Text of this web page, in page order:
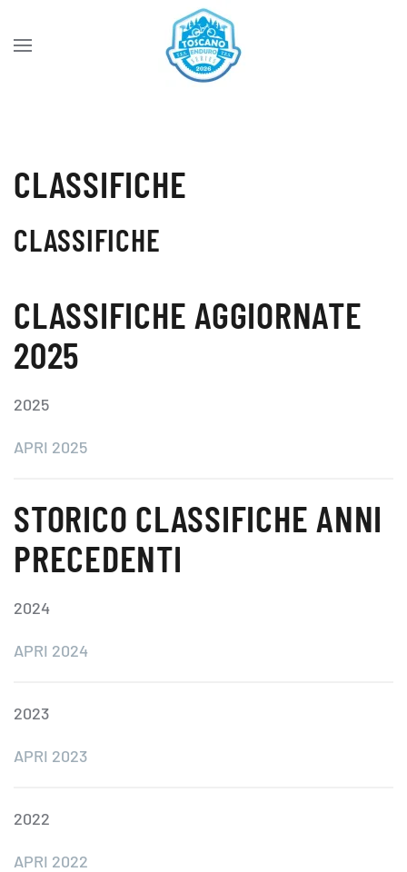
Skip to main content
CLASSIFICHE
CLASSIFICHE
CLASSIFICHE AGGIORNATE
2025
2025
APRI 2025
STORICO CLASSIFICHE ANNI
PRECEDENTI
2024
APRI 2024
2023
APRI 2023
2022
APRI 2022